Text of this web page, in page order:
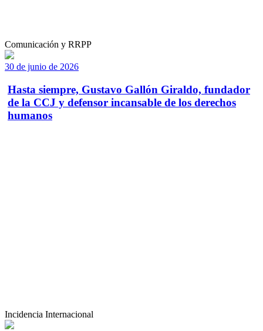
Comunicación y RRPP
30 de junio de 2026
Hasta siempre, Gustavo Gallón Giraldo, fundador
de la CCJ y defensor incansable de los derechos
humanos
Incidencia Internacional